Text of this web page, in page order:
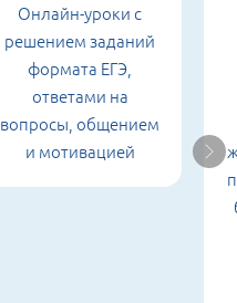
Онлайн-уроки с
решением заданий
формата ЕГЭ,
ответами на
вопросы, общением
и мотивацией